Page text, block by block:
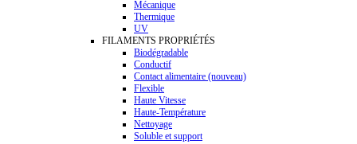
Mécanique
Thermique
UV
FILAMENTS PROPRIÉTÉS
Biodégradable
Conductif
Contact alimentaire (nouveau)
Flexible
Haute Vitesse
Haute-Température
Nettoyage
Soluble et support